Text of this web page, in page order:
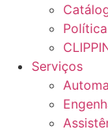
Serviços